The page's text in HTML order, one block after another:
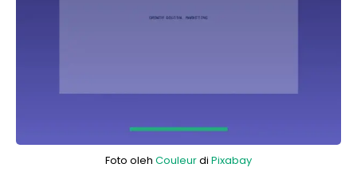
Foto oleh Couleurdi Pixabay